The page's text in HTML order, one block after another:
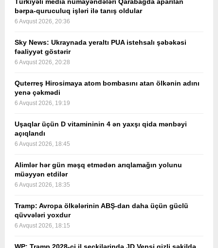
bərpa-quruculuq işləri ilə tanış oldular
6 Avqust 2026, 20:36
Sky News: Ukraynada yeraltı PUA istehsalı şəbəkəsi
fəaliyyət göstərir
6 Avqust 2026, 20:28
Quterreş Hirosimaya atom bombasını atan ölkənin adını
yenə çəkmədi
6 Avqust 2026, 19:19
Uşaqlar üçün D vitamininin 4 ən yaxşı qida mənbəyi
açıqlandı
6 Avqust 2026, 18:45
Alimlər hər gün məşq etmədən arıqlamağın yolunu
müəyyən etdilər
6 Avqust 2026, 18:35
Tramp: Avropa ölkələrinin ABŞ-dan daha üçün güclü
qüvvələri yoxdur
6 Avqust 2026, 18:15